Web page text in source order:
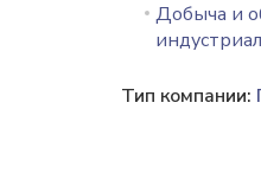
Добыча и
Тип компании: